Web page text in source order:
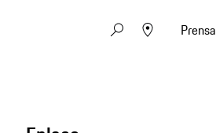
Prensa